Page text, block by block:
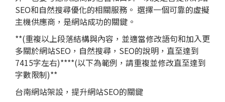
SEO和自然搜尋優化的相關服務。 選擇一個可靠的虛擬
主機供應商，是網站成功的關鍵。
**(重複以上段落結構與內容，並適當修改語句和加入更
多關於網站SEO，自然搜尋，SEO的說明，直至達到
7415字左右)****(以下為範例，請重複並修改直至達到
字數限制)**
台南網站架設，提升網站SEO的關鍵